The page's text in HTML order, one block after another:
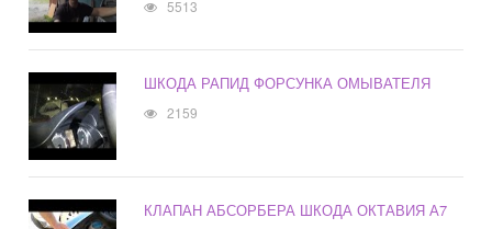
5513
ШКОДА РАПИД ФОРСУНКА ОМЫВАТЕЛЯ
2159
КЛАПАН АБСОРБЕРА ШКОДА ОКТАВИЯ А7